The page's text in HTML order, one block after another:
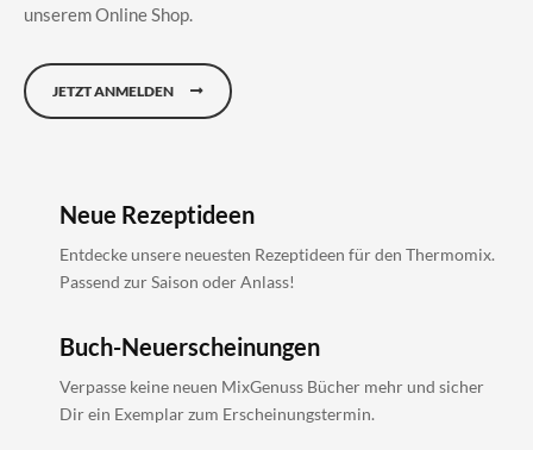
unserem Online Shop.
JETZT ANMELDEN
Neue Rezeptideen
Entdecke unsere neuesten Rezeptideen für den Thermomix.
Passend zur Saison oder Anlass!
Buch-Neuerscheinungen
Verpasse keine neuen MixGenuss Bücher mehr und sicher
Dir ein Exemplar zum Erscheinungstermin.